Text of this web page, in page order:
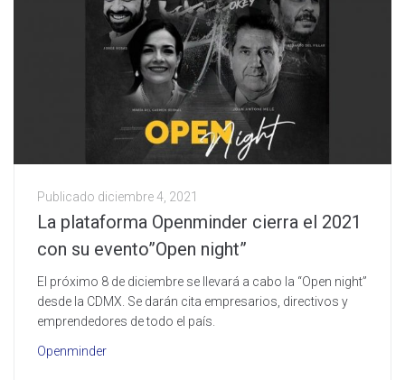
Publicado diciembre 4, 2021
La plataforma Openminder cierra el 2021
con su evento”Open night”
El próximo 8 de diciembre se llevará a cabo la “Open night”
desde la CDMX. Se darán cita empresarios, directivos y
emprendedores de todo el país.
Openminder